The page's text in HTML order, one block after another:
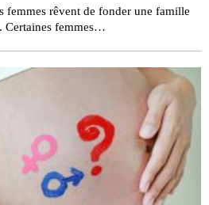
femmes rêvent de fonder une famille
Certaines femmes…